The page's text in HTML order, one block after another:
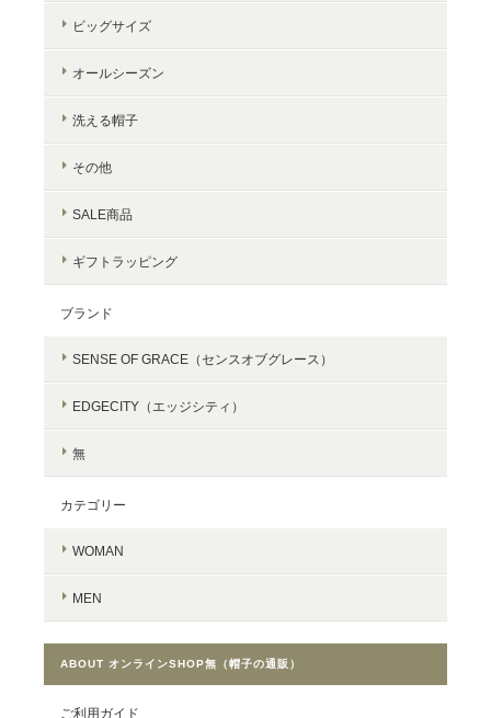
ビッグサイズ
オールシーズン
洗える帽子
その他
SALE商品
ギフトラッピング
ブランド
SENSE OF GRACE（センスオブグレース）
EDGECITY（エッジシティ）
無
カテゴリー
WOMAN
MEN
ABOUT オンラインSHOP無（帽子の通販）
ご利用ガイド